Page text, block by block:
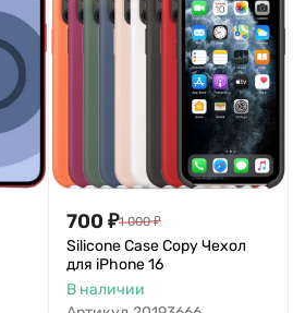
700 ₽1 000 ₽
Silicone Case Copy Чехол
для iPhone 16
В наличии